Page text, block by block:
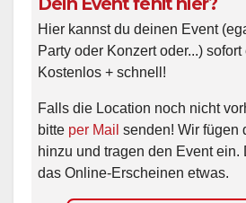
Hier kannst du deinen Event
Party oder Konzert oder...) sofort
Kostenlos + schnell!
Falls die Location noch nicht
bitte per Mail senden! Wir fügen
hinzu und tragen den Event ein.
das Online-Erscheinen etwas.